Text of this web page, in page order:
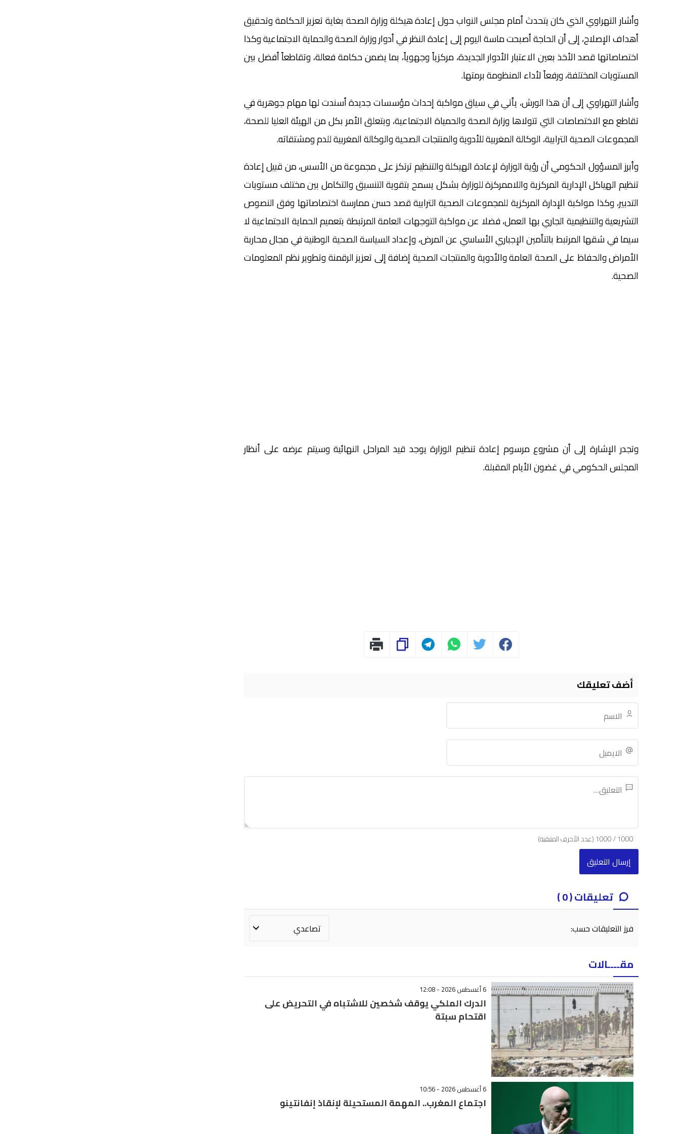
وأشار التهراوي الذي كان يتحدث أمام مجلس النواب حول إعادة هيكلة وزارة الصحة بغاية تعزيز الحكامة وتحقيق
أهداف الإصلاح، إلى أن الحاجة أصبحت ماسة اليوم إلى إعادة النظر في أدوار وزارة الصحة والحماية الاجتماعية وكذا
اختصاصاتها قصد الأخذ بعين الاعتبار الأدوار الجديدة، مركزياً وجهوياً، بما يضمن حكامة فعالة، وتقاطعاً أفضل بين
المستويات المختلفة، ورفعاً لأداء المنظومة برمتها.
وأشار التهراوي إلى أن هذا الورش، يأتي في سياق مواكبة إحداث مؤسسات جديدة أسندت لها مهام جوهرية في
تقاطع مع الاختصاصات التي تتولاها وزارة الصحة والحمياة الاجتماعية، وبتعلق الأمر بكل من الهيئة العليا للصحة،
المجموعات الصحية الترابية، الوكالة المغربية للأدوية والمنتجات الصحية والوكالة المغربية للدم ومشتقاته.
وأبرز المسؤول الحكومي أن رؤية الوزارة لإعادة الهيكلة والتنظيم ترتكز على مجموعة من الأسس، من قبيل إعادة
تنظيم الهياكل الإدارية المركزية واللاممركزة للوزارة بشكل يسمح بتقوية التنسيق والتكامل بين مختلف مستويات
التدبير، وكذا مواكبة الإدارة المركزية للمجموعات الصحية الترابية قصد حسن ممارسة اختصاصاتها وفق النصوص
التشريعية والتنظيمية الجاري بها العمل، فضلا عن مواكبة التوجهات العامة المرتبطة بتعميم الحماية الاجتماعية لا
سيما في شقها المرتبط بالتأمين الإجباري الأساسي عن المرض، وإعداد السياسة الصحية الوطنية في مجال محاربة
الأمراض والحفاظ على الصحة العامة والأدوية والمنتجات الصحية إضافة إلى تعزيز الرقمنة وتطوير نظم المعلومات
الصحية.
وتجدر الإشارة إلى أن مشروع مرسوم إعادة تنظيم الوزارة يوجد قيد المراحل النهائية وسيتم عرضه على أنظار
المجلس الحكومي في غضون الأيام المقبلة.
أضف تعليقك
1000
/
1000(عدد الأحرف المتبقية)
تعليقات ( 0 )
فرز التعليقات حسب:
مقــــالات
6 أغسطس 2026 - 12:08
الدرك الملكي يوقف شخصين للاشتباه في التحريض على
اقتحام سبتة
6 أغسطس 2026 - 10:56
اجتماع المغرب.. المهمة المستحيلة لإنقاذ إنفانتينو